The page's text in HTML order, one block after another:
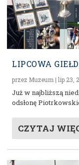
LIPCOWA
przez Muzeum |lip 23,
Już w najbliższą
odsłonę
CZYTAJ